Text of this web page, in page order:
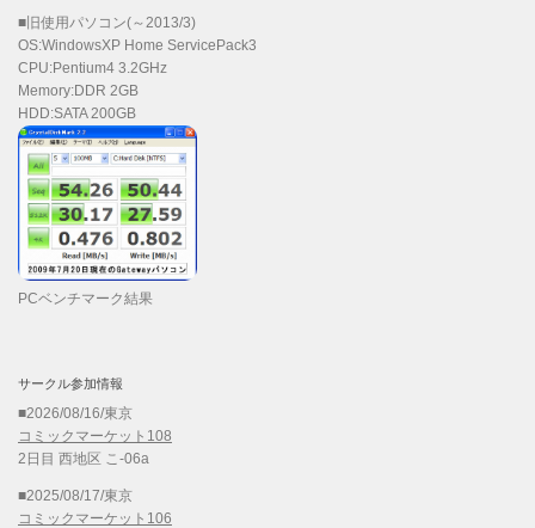
■旧使用パソコン(～2013/3)
OS:WindowsXP Home ServicePack3
CPU:Pentium4 3.2GHz
Memory:DDR 2GB
HDD:SATA 200GB
PCベンチマーク結果
サークル参加情報
■2026/08/16/東京
コミックマーケット108
2日目 西地区 こ-06a
■2025/08/17/東京
コミックマーケット106